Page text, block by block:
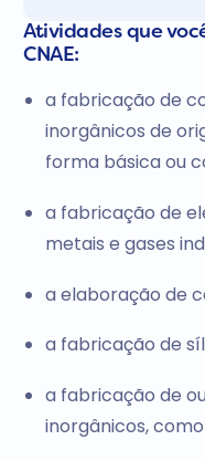
Atividades que
CNAE:
a fabricação de
inorgânicos de
forma básica ou
a fabricação de
metais e gases
a elaboração de
a fabricação de
a fabricação de
inorgânicos,